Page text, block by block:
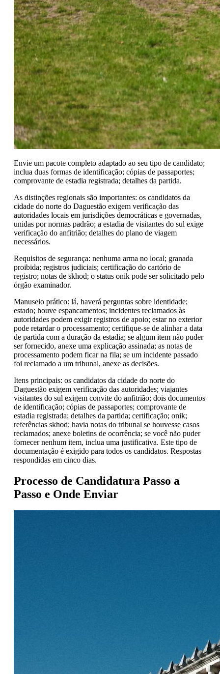
Envie um pacote completo adaptado ao seu tipo de candidato;
inclua duas formas de identificação; cópias de passaportes;
comprovante de estadia registrada; detalhes da partida.
As distinções regionais são importantes: os candidatos da
cidade do norte do Daguestão exigem verificação das
autoridades locais em jurisdições democráticas e governadas,
unidas por normas padrão; a estadia de visitantes do sul exige
verificação do anfitrião; detalhes do plano de viagem
necessários.
Requisitos de segurança: nenhuma arma no local; granada
proibida; registros judiciais; certificação do cartório de
registro; notas de skhod; o status onik pode ser solicitado pelo
órgão examinador.
Manuseio prático: lá, haverá perguntas sobre identidade;
estado; houve espancamentos; incidentes reclamados às
autoridades podem exigir registros de apoio; estar no exterior
pode retardar o processamento; certifique-se de alinhar a data
de partida com a duração da estadia; se algum item não puder
ser fornecido, anexe uma explicação assinada; as notas de
processamento podem ficar na fila; se um incidente passado
foi reclamado a um tribunal, anexe as decisões.
Itens principais: os candidatos da cidade do norte do
Daguestão exigem verificação das autoridades; viajantes
visitantes do sul exigem convite do anfitrião; dois documentos
de identificação; cópias de passaportes; comprovante de
estadia registrada; detalhes da partida; certificação; onik;
referências skhod; havia notas do tribunal se houvesse casos
reclamados; anexe boletins de ocorrência; se você não puder
fornecer nenhum item, inclua uma justificativa. Este tipo de
documentação é exigido para todos os candidatos. Respostas
respondidas em cinco dias.
Processo de Candidatura Passo a
Passo e Onde Enviar